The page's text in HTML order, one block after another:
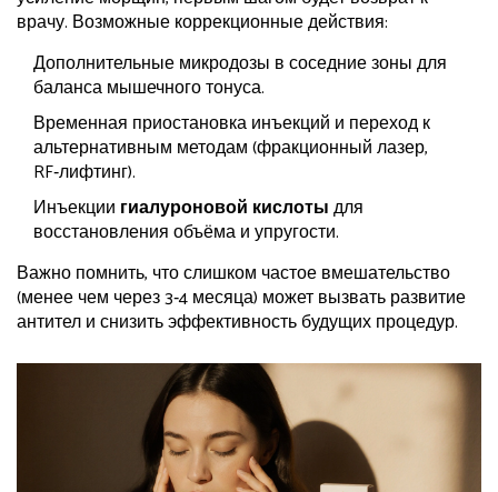
врачу. Возможные коррекционные действия:
Дополнительные микродозы в соседние зоны для
баланса мышечного тонуса.
Временная приостановка инъекций и переход к
альтернативным методам (фракционный лазер,
RF‑лифтинг).
Инъекции гиалуроновой кислотыдля
восстановления объёма и упругости.
Важно помнить, что слишком частое вмешательство
(менее чем через 3‑4 месяца) может вызвать развитие
антител и снизить эффективность будущих процедур.